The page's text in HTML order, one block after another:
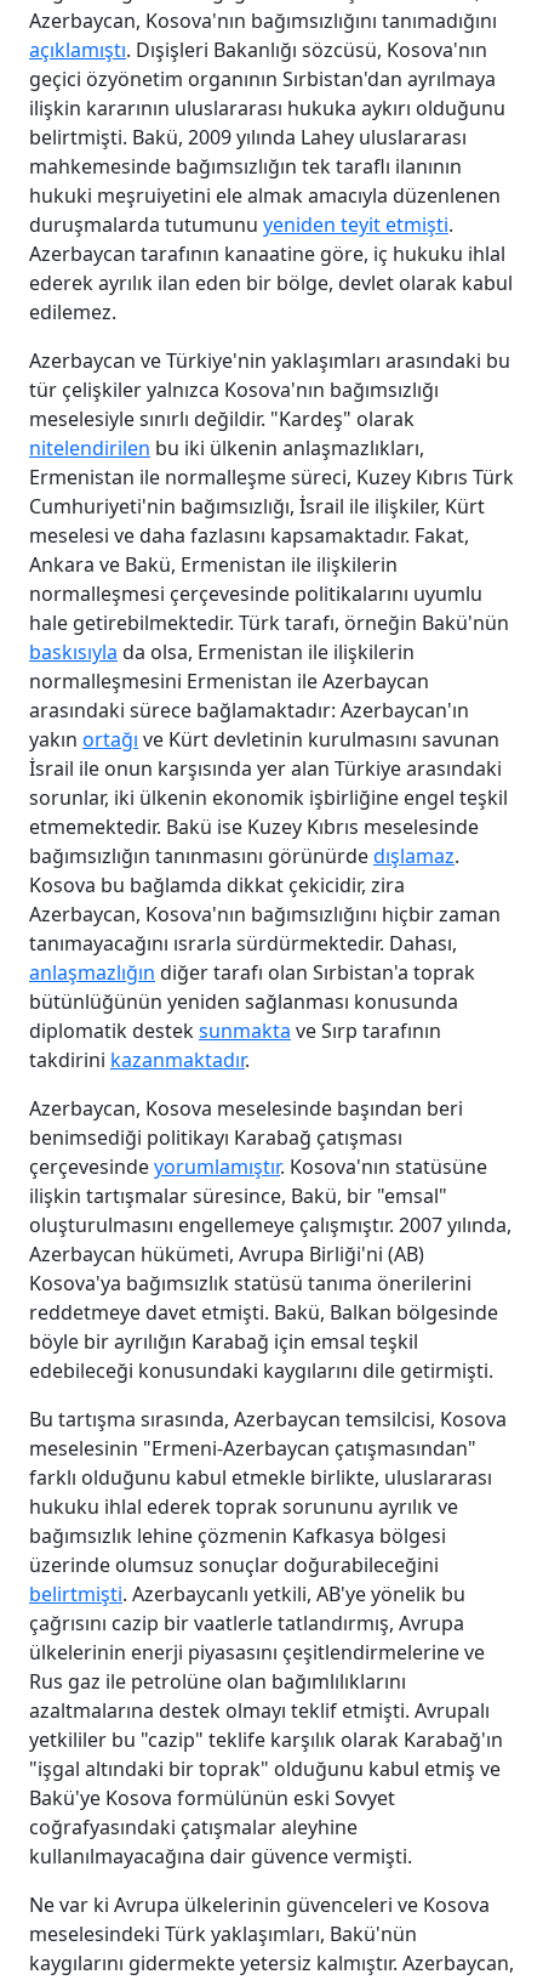
Azerbaycan, Kosova'nın bağımsızlığını tanımadığını
açıklamıştı. Dışişleri Bakanlığı sözcüsü, Kosova'nın
geçici özyönetim organının Sırbistan'dan ayrılmaya
ilişkin kararının uluslararası hukuka aykırı olduğunu
belirtmişti. Bakü, 2009 yılında Lahey uluslararası
mahkemesinde bağımsızlığın tek taraflı ilanının
hukuki meşruiyetini ele almak amacıyla düzenlenen
duruşmalarda tutumunu yeniden teyit etmişti.
Azerbaycan tarafının kanaatine göre, iç hukuku ihlal
ederek ayrılık ilan eden bir bölge, devlet olarak kabul
edilemez.
Azerbaycan ve Türkiye'nin yaklaşımları arasındaki bu
tür çelişkiler yalnızca Kosova'nın bağımsızlığı
meselesiyle sınırlı değildir. "Kardeş" olarak
nitelendirilen bu iki ülkenin anlaşmazlıkları,
Ermenistan ile normalleşme süreci, Kuzey Kıbrıs Türk
Cumhuriyeti'nin bağımsızlığı, İsrail ile ilişkiler, Kürt
meselesi ve daha fazlasını kapsamaktadır. Fakat,
Ankara ve Bakü, Ermenistan ile ilişkilerin
normalleşmesi çerçevesinde politikalarını uyumlu
hale getirebilmektedir. Türk tarafı, örneğin Bakü'nün
baskısıyla da olsa, Ermenistan ile ilişkilerin
normalleşmesini Ermenistan ile Azerbaycan
arasındaki sürece bağlamaktadır: Azerbaycan'ın
yakın ortağı ve Kürt devletinin kurulmasını savunan
İsrail ile onun karşısında yer alan Türkiye arasındaki
sorunlar, iki ülkenin ekonomik işbirliğine engel teşkil
etmemektedir. Bakü ise Kuzey Kıbrıs meselesinde
bağımsızlığın tanınmasını görünürdedışlamaz.
Kosova bu bağlamda dikkat çekicidir, zira
Azerbaycan, Kosova'nın bağımsızlığını hiçbir zaman
tanımayacağını ısrarla sürdürmektedir. Dahası,
anlaşmazlığın diğer tarafı olan Sırbistan'a toprak
bütünlüğünün yeniden sağlanması konusunda
diplomatik desteksunmakta ve Sırp tarafının
takdirini kazanmaktadır.
Azerbaycan, Kosova meselesinde başından beri
benimsediği politikayı Karabağ çatışması
çerçevesindeyorumlamıştır. Kosova'nın statüsüne
ilişkin tartışmalar süresince, Bakü, bir "emsal"
oluşturulmasını engellemeye çalışmıştır. 2007 yılında,
Azerbaycan hükümeti, Avrupa Birliği'ni (AB)
Kosova'ya bağımsızlık statüsü tanıma önerilerini
reddetmeye davet etmişti. Bakü, Balkan bölgesinde
böyle bir ayrılığın Karabağ için emsal teşkil
edebileceği konusundaki kaygılarını dile getirmişti.
Bu tartışma sırasında, Azerbaycan temsilcisi, Kosova
meselesinin "Ermeni-Azerbaycan çatışmasından"
farklı olduğunu kabul etmekle birlikte, uluslararası
hukuku ihlal ederek toprak sorununu ayrılık ve
bağımsızlık lehine çözmenin Kafkasya bölgesi
üzerinde olumsuz sonuçlar doğurabileceğini
belirtmişti. Azerbaycanlı yetkili, AB'ye yönelik bu
çağrısını cazip bir vaatlerle tatlandırmış, Avrupa
ülkelerinin enerji piyasasını çeşitlendirmelerine ve
Rus gaz ile petrolüne olan bağımlılıklarını
azaltmalarına destek olmayı teklif etmişti. Avrupalı
yetkililer bu "cazip" teklife karşılık olarak Karabağ'ın
"işgal altındaki bir toprak" olduğunu kabul etmiş ve
Bakü'ye Kosova formülünün eski Sovyet
coğrafyasındaki çatışmalar aleyhine
kullanılmayacağına dair güvence vermişti.
Ne var ki Avrupa ülkelerinin güvenceleri ve Kosova
meselesindeki Türk yaklaşımları, Bakü'nün
kaygılarını gidermekte yetersiz kalmıştır. Azerbaycan,